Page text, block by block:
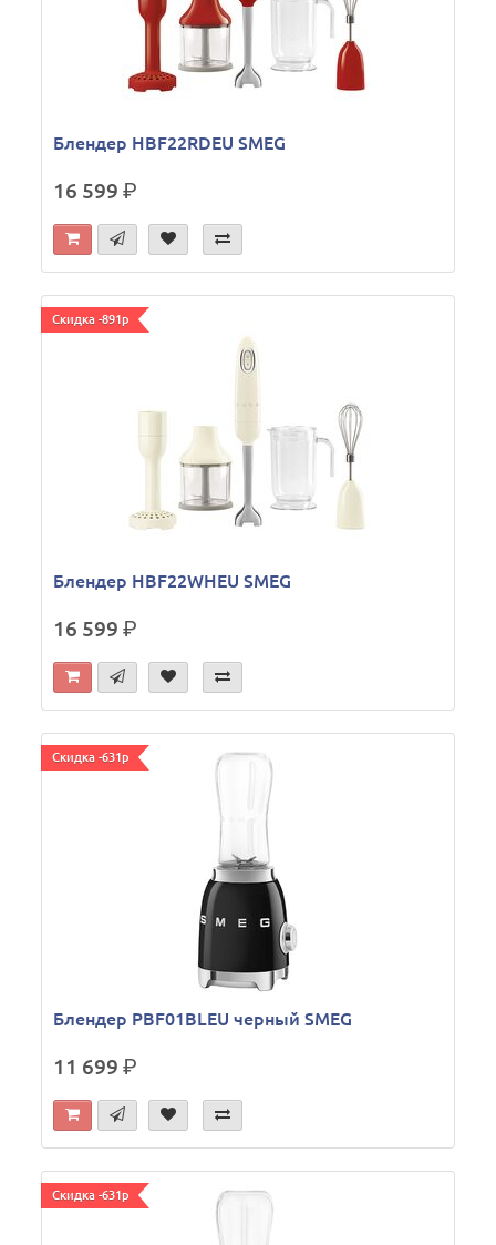
Блендер HBF22RDEU SMEG
16 599р.
Скидка -891р
Блендер HBF22WHEU SMEG
16 599р.
Скидка -631р
Блендер PBF01BLEU черный SMEG
11 699р.
Скидка -631р